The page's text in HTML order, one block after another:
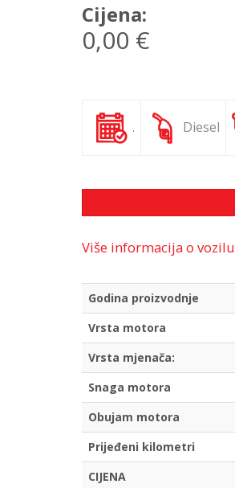
Cijena:
0,00 €
. Diesel
Više informacija o vozilu
Godina proizvodnje
Vrsta motora
Vrsta mjenača:
Snaga motora
Obujam motora
Prijeđeni kilometri
CIJENA